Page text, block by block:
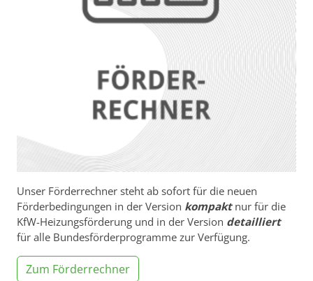
Unser Förderrechner steht ab sofort für die neuen
Förderbedingungen in der Version kompakt nur für die
KfW-Heizungsförderung und in der Version detailliert
für alle Bundesförderprogramme zur Verfügung.
Zum Förderrechner